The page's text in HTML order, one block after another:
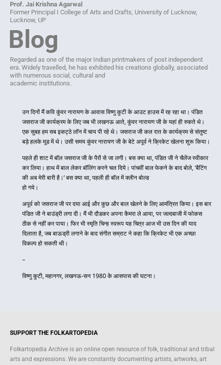
Prof. Jai Krishna Agarwal
Former Principal I College of Arts and Crafts, University of Lucknow,
Lucknow, UP
Blog
Regarded as one of the major Indian printmakers of post independent
era. Widely travelled, he has exhibited his creations globally, associated
with numerous social, cultural and
academic institutions.
उन दिनों मैं कवि कुंवर नारायण के आवास विष्णु कुटी के आउट हाउस में रह रहा था। पंडित
जसराज जी कार्यक्रम के लिए जब भी लखनऊ आते, कुंवर नारायण जी के यहां ही रुकते थे।
एक सुबह हम सब इकट्ठे लॉन में चाय पी रहे थे। जसराज जी कल रात के कार्यक्रम से संतुष्ट
बड़े हलके मूड में थे। उसी समय कुंवर नारायण जी के बेटे अपूर्व ने क्रिकेट खेलना शुरू किया।
पहले ही शाट में बॉल जसराज जी के पैरों से जा लगी। बस क्या था, पंडित जी ने चैलेंज स्वीकार
कर लिया। हाथ में बाल लेकर बॉलिंग करने चल दिये। पांचवीं बाल फेकने के बाद बोले, ‘बैटिंग
की अब मेरी बारी है।‘ बस क्या था, पहली ही बॉल में क्लीन बोल्ड
हो गये।
अपूर्व को जसराज जी पर दया आई और कुछ और बाल खेलने के लिए आमंत्रित किया। इस बार
पंडित जी ने बाउंड्री लगा दी। मैं भी दौडकर अपना कैमरा ले आया, पर जल्दबाजी में फोकस
ठीक से नहीं कर पाया। फिर भी स्मृति चिन्ह स्वरूप यह चित्र आज भी उस दिन की याद
दिलाता है, जब बाऊड्री लगाने के बाद संगीत सम्राट ने कहा कि क्रिकेट भी एक अच्छा
विकल्प हो सकती थी।
–
विष्णु कुटी, महानगर, लखनऊ-सन 1980 के आसपास की घटना।
SUPPORT THE FOLKARTOPEDIA
Folkartopedia Archive is an online open resource of folk, traditional and tribal
arts and expressions. We are constantly documenting artists, artworks, art